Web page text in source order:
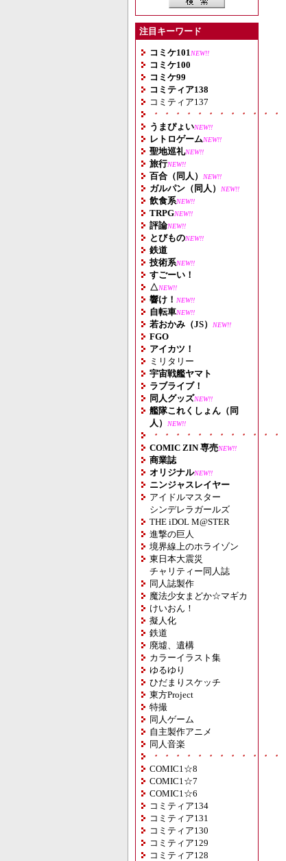
注目キーワード
コミケ101 NEW!!
コミケ100
コミケ99
コミティア138
コミティア137
・・・・・・・・・・・・
うまぴょいNEW!!
レトロゲームNEW!!
聖地巡礼NEW!!
旅行NEW!!
百合（同人） NEW!!
ガルパン（同人） NEW!!
飲食系NEW!!
TRPGNEW!!
評論NEW!!
とびものNEW!!
鉄道
技術系NEW!!
すごーい！
△NEW!!
響け！ NEW!!
自転車NEW!!
若おかみ（JS） NEW!!
FGO
アイカツ！
ミリタリー
宇宙戦艦ヤマト
ラブライブ！
同人グッズNEW!!
艦隊これくしょん（同
人）
NEW!!
・・・・・・・・・・・・
COMIC ZIN 専売NEW!!
商業誌
オリジナルNEW!!
ニンジャスレイヤー
アイドルマスター
シンデレラガールズ
THE iDOL M@STER
進撃の巨人
境界線上のホライゾン
東日本大震災
チャリティー同人誌
同人誌製作
魔法少女まどか☆マギカ
けいおん！
擬人化
鉄道
廃墟、遺構
カラーイラスト集
ゆるゆり
ひだまりスケッチ
東方Project
特撮
同人ゲーム
自主製作アニメ
同人音楽
・・・・・・・・・・・・
COMIC1☆8
COMIC1☆7
COMIC1☆6
コミティア134
コミティア131
コミティア130
コミティア129
コミティア128